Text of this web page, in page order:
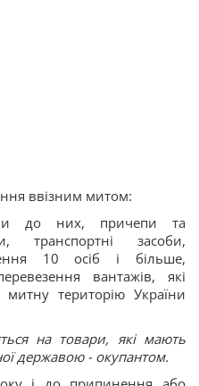
ввізним митом:
до них, причепи та
транспортні засоби,
10 осіб i більше,
вантажів, які
територію України
на товари, які мають
державою - окупантом.